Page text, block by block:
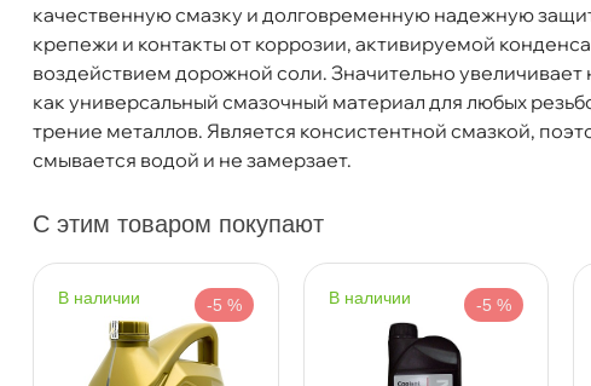
качественную смазку и долговременную надежную
крепежи и контакты от коррозии, активируемой
оздействием дорожной соли. Значительно
как универсальный смазочный материал для любых
трение металлов. Является консистентной смазкой,
смывается водой и не замерзает.
Объем
520мл
Артикул
40220
С этим товаром покупают
наличии -5 % наличии -5 %
Бесплатная Сегодня,
Самовывоз
ул. Салова, д. 30
Пн-Пт09.30 - 19.00 Сб-Вс10.00 - 19.00
Сегодня, бесплатно
Богатырский пр. 12